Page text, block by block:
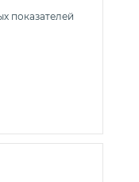
показателей